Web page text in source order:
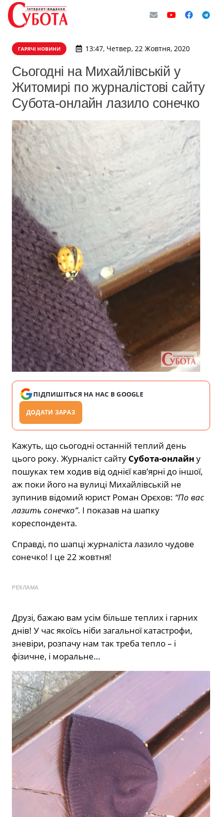
ГАРЯЧІ НОВИНИ 13:47, Четвер, 22 Жовтня, 2020
Сьогодні на Михайлівській у
Житомирі по журналістові сайту
Субота-онлайн лазило сонечко
ПІДПИШІТЬСЯ НА НАС В GOOGLE
ДОДАТИ ЗАРАЗ
Кажуть, що сьогодні останній теплий день
цього року. Журналіст сайту Субота-онлайн у
пошуках тем ходив від однієї кав’ярні до іншої,
аж поки його на вулиці Михайлівській не
зупинив відомий юрист Роман Орєхов: “По вас
лазить сонечко”. І показав на шапку
кореспондента.
Справді, по шапці журналіста лазило чудове
сонечко! І це 22 жовтня!
РЕКЛАМА
Друзі, бажаю вам усім більше теплих і гарних
днів! У час якоїсь ніби загальної катастрофи,
зневіри, розпачу нам так треба тепло – і
фізичне, і моральне…